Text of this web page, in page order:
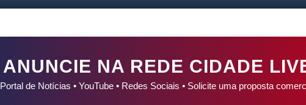
ANUNCIE NA REDE CIDADE
Portal de Notícias • YouTube • Redes Sociais • Solicite uma proposta